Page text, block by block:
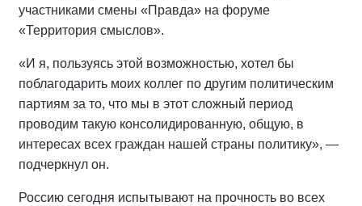
участниками смены «Правда» на форуме
«Территория смыслов».
«И я, пользуясь этой возможностью, хотел бы
поблагодарить моих коллег по другим политическим
партиям за то, что мы в этот сложный период
проводим такую консолидированную, общую, в
интересах всех граждан нашей страны политику», —
подчеркнул он.
Россию сегодня испытывают на прочность во всех